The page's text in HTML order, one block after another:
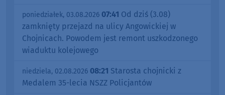
poniedziałek, 03.08.2026 07:41 Od dziś (3.08)
zamknięty przejazd na ulicy Angowickiej w
Chojnicach. Powodem jest remont uszkodzonego
wiaduktu kolejowego
niedziela, 02.08.2026 08:21 Starosta chojnicki z
Medalem 35-lecia NSZZ Policjantów